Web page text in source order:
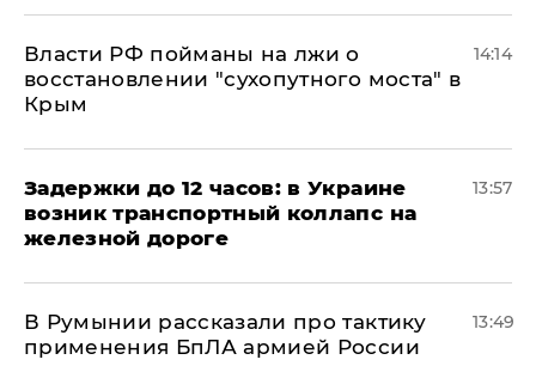
Власти РФ пойманы на лжи о
восстановлении "сухопутного моста" в
Крым
14:14
Задержки до 12 часов: в Украине
возник транспортный коллапс на
железной дороге
13:57
В Румынии рассказали про тактику
применения БпЛА армией России
13:49